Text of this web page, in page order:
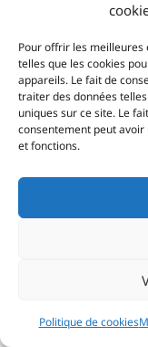
Pour offrir les meilleures
telles que les cookies
appareils. Le fait de
traiter des données
uniques sur ce site. Le
consentement peut
et fonctions.
Politique de cookies
Schneider Marine
Schnellbach Emma
Schoch Irène
Schvartz Claire
Sendak Maurice
Simler Isabelle